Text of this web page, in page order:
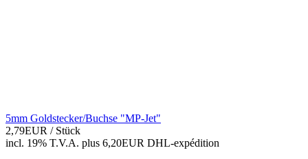
5mm Goldstecker/Buchse "MP-Jet"
2,79EUR / Stück
incl. 19% T.V.A. plus 6,20EUR DHL-expédition